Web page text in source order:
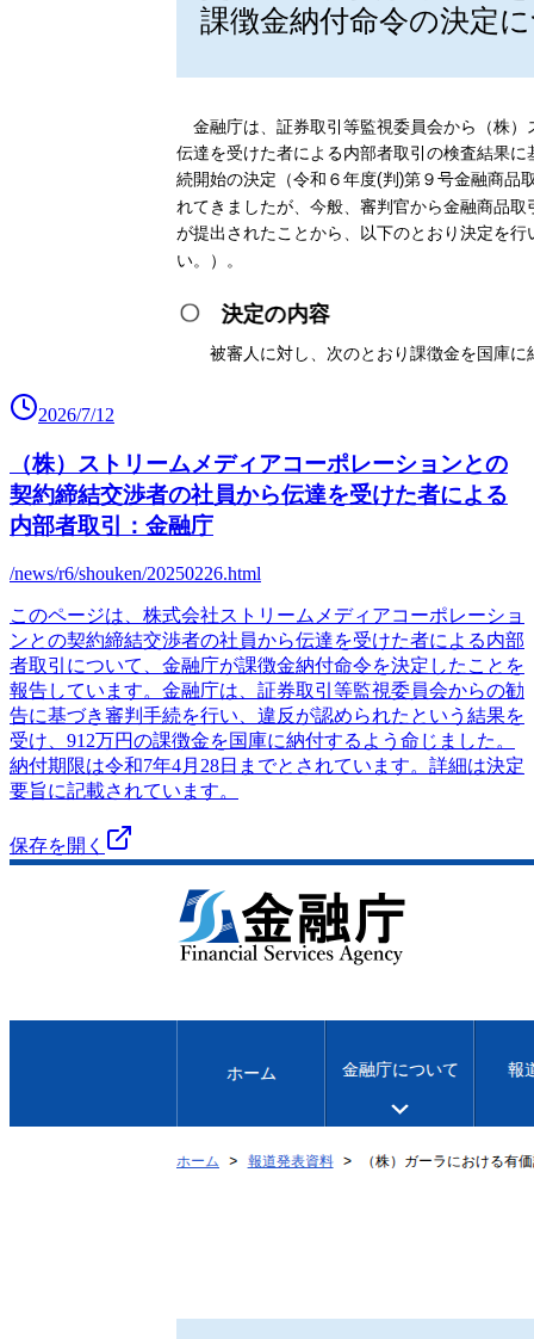
2026/7/12
（株）ストリームメディアコーポレーションとの
契約締結交渉者の社員から伝達を受けた者による
内部者取引：金融庁
/news/r6/shouken/20250226.html
このページは、株式会社ストリームメディアコーポレーショ
ンとの契約締結交渉者の社員から伝達を受けた者による内部
者取引について、金融庁が課徴金納付命令を決定したことを
報告しています。金融庁は、証券取引等監視委員会からの勧
告に基づき審判手続を行い、違反が認められたという結果を
受け、912万円の課徴金を国庫に納付するよう命じました。
納付期限は令和7年4月28日までとされています。詳細は決定
要旨に記載されています。
保存を開く